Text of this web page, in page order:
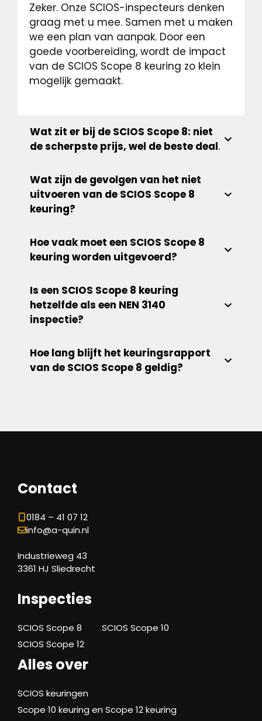
Zeker. Onze SCIOS-inspecteurs denken
graag met u mee. Samen met u maken
we een plan van aanpak. Door een
goede voorbereiding, wordt de impact
van de SCIOS Scope 8 keuring zo klein
mogelijk gemaakt.
Wat zit er bij de SCIOS Scope 8: niet
de scherpste prijs, wel de beste deal.
Wat zijn de gevolgen van het niet
uitvoeren van de SCIOS Scope 8
keuring?
Hoe vaak moet een SCIOS Scope 8
keuring worden uitgevoerd?
Is een SCIOS Scope 8 keuring
hetzelfde als een NEN 3140
inspectie?
Hoe lang blijft het keuringsrapport
van de SCIOS Scope 8 geldig?
Contact
0184 – 41 07 12
info@a-quin.nl
Industrieweg 43
3361 HJ Sliedrecht
Inspecties
SCIOS Scope 8
SCIOS Scope 10
SCIOS Scope 12
Alles over
SCIOS keuringen
Scope 10 keuring en Scope 12 keuring